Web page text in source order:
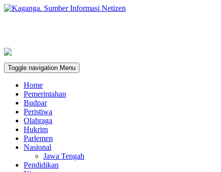
Toggle navigation Menu
Home
Pemerintahan
Budpar
Peristiwa
Olahraga
Hukrim
Parlemen
Nasional
Jawa Tengah
Pendidikan